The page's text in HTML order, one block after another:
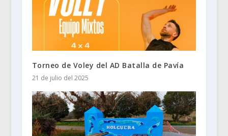
Torneo de Voley del AD Batalla de Pavía
21 de julio del 2025